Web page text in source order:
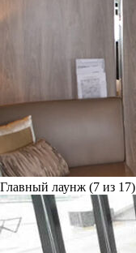
Главный лаунж (7 из 17)